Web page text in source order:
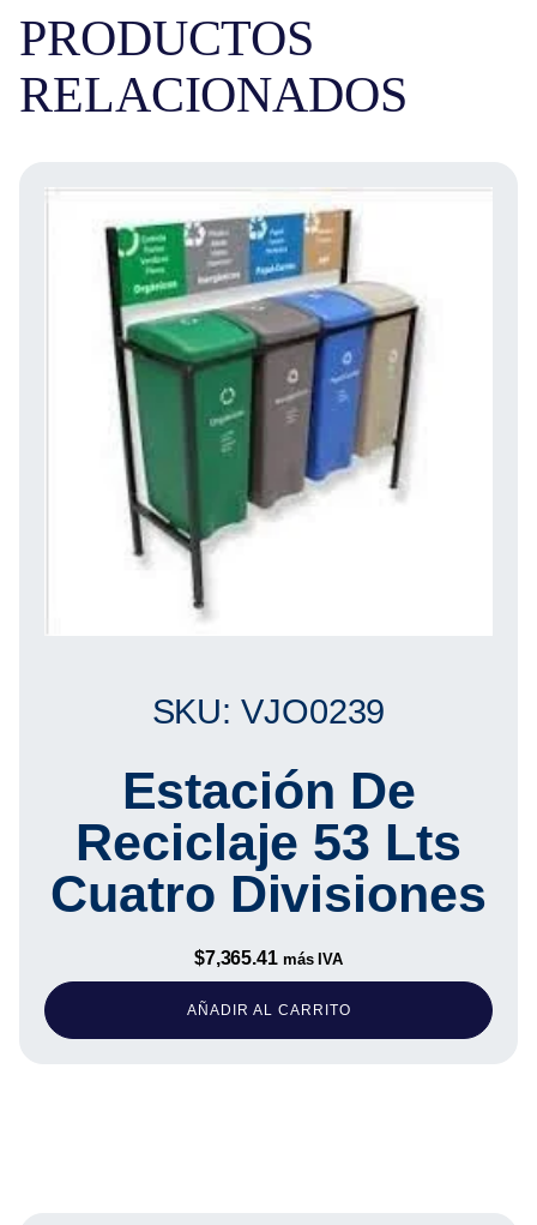
PRODUCTOS
RELACIONADOS
SKU: VJO0239
Estación De
Reciclaje 53 Lts
Cuatro Divisiones
$7,365.41 más IVA
AÑADIR AL CARRITO